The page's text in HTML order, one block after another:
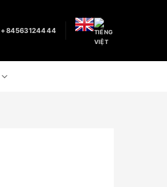
+84563124444